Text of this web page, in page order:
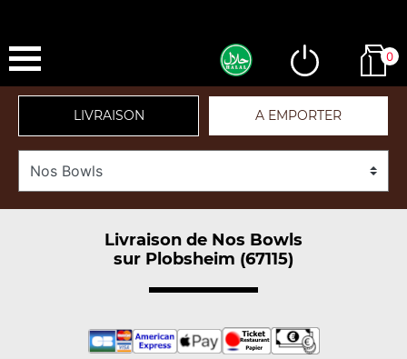
0
LIVRAISON A EMPORTER
Livraison de Nos Bowls
sur Plobsheim (67115)